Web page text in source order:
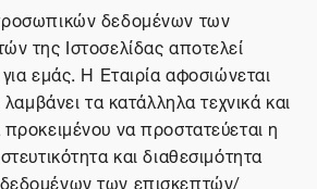
δεδομένων των
της Ιστοσελίδας αποτελεί
εμάς. Η Εταιρία αφοσιώνεται
τα κατάλληλα τεχνικά και
να προστατεύεται η
και διαθεσιμότητα
των επισκεπτών/